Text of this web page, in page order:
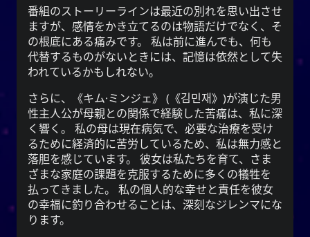
番組のストーリーラインは最近の別れを思い出させ
ますが、感情をかき立てるのは物語だけでなく、そ
の根底にある痛みです。 私は前に進んでも、何も
代替するものがないときには、記憶は依然として失
われているかもしれない。
さらに、
キム·ミンジェ ( 김민재
)が演じた男
性主人公が母親との関係で経験した苦痛は、私に深
く響く。 私の母は現在病気で、必要な治療を受け
るために経済的に苦労しているため、私は無力感と
落胆を感じています。 彼女は私たちを育て、さま
ざまな家庭の課題を克服するために多くの犠牲を
払ってきました。 私の個人的な幸せと責任を彼女
の幸福に釣り合わせることは、深刻なジレンマにな
ります。
유
系が夏·韓·朝鮮時代にさかのぼる。 ユまたは
ユという名前の所有者は、慈善と勤勉で有名でし
た。
1
また、
柳
または
柳
を意味する
柳
、
優
、そしてすべての人に持続的な栄養と資
源を提供する水域の近くに生えている木を意味す
る。 それはまた、存在すること、すなわち油
（油）、そして単に
あなた
として存在すること
を意味することもできます。
ハンジ
紀
文字は、記録、規律、注文を提供す
ることを意味します。 ハングルの
키
は、エネ
ルギー、精神、旗、期間を意味し、ゲルンや不定詞
を作る時に使う接尾辞でもあります。